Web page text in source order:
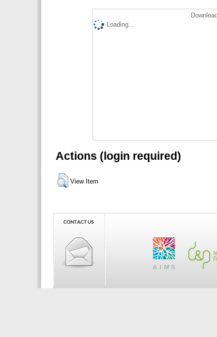
Loading...
Actions (login required)
View Item